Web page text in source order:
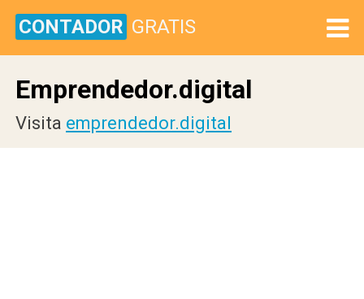
CONTADOR GRATIS
Emprendedor.digital
Visita emprendedor.digital